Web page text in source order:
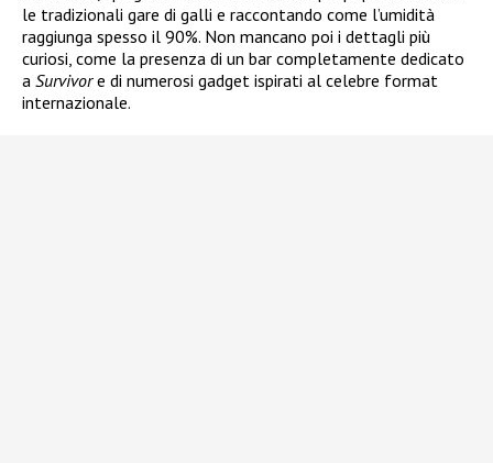
le tradizionali gare di galli e raccontando come l’umidità
raggiunga spesso il 90%. Non mancano poi i dettagli più
curiosi, come la presenza di un bar completamente dedicato
a Survivore di numerosi gadget ispirati al celebre format
internazionale.